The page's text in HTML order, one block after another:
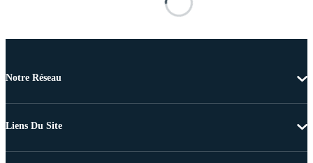
Notre Réseau
Liens Du Site